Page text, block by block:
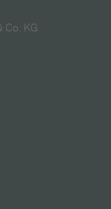
Co. KG